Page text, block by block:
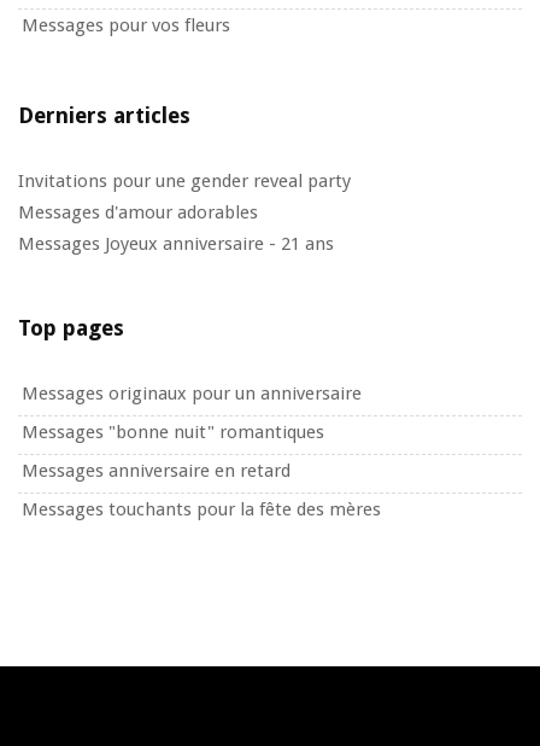
Messages pour vos fleurs
Derniers articles
Invitations pour une gender reveal party
Messages d'amour adorables
Messages Joyeux anniversaire - 21 ans
Top pages
Messages originaux pour un anniversaire
Messages "bonne nuit" romantiques
Messages anniversaire en retard
Messages touchants pour la fête des mères